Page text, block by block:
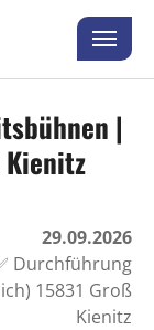
|
Kienitz
29.09.2026
Durchführung
15831 Groß
Kienitz